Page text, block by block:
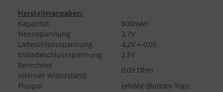
Herstellerangaben:
Kapazität
800mAh
Nennspannung
3,7V
Ladeschlussspannung
4,2V +-0,05
Entladeschlussspannung
2,5V
Berechnet
interner Widerstand
0,09 Ohm
Pluspol
erhöht (Buttom Top)